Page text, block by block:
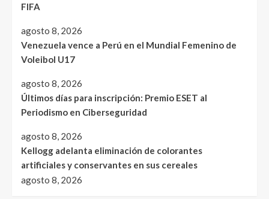
FIFA
agosto 8, 2026
Venezuela vence a Perú en el Mundial Femenino de
Voleibol U17
agosto 8, 2026
Últimos días para inscripción: Premio ESET al
Periodismo en Ciberseguridad
agosto 8, 2026
Kellogg adelanta eliminación de colorantes
artificiales y conservantes en sus cereales
agosto 8, 2026